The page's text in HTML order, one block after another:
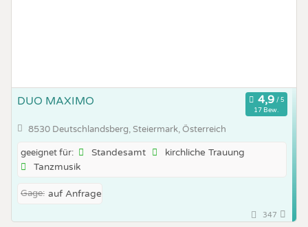
DUO MAXIMO
17 Bew.
8530 Deutschlandsberg, Steiermark, Österreich
geeignet für: Standesamt
kirchliche Trauung
Tanzmusik
Gage: auf Anfrage
347